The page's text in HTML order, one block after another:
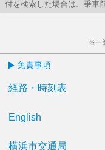
付を検索した場合は、乗車
※一
免責事項
経路・時刻表
English
横浜市交通局